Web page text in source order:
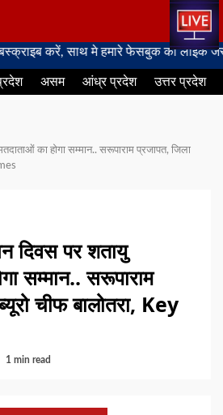
करें, साथ मे हमारे फेसबुक को लाइक जरूर करें
असम आंध्र प्रदेश उत्तर प्रदेश
का होगा सम्मान.. सरूपाराम प्रजापत, जिला
दिवस पर शतायु
सम्मान.. सरूपाराम
चीफ बालोतरा, Key
1 min read